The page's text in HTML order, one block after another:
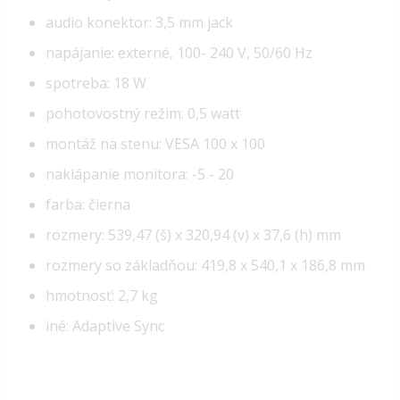
audio konektor: 3,5 mm jack
napájanie: externé, 100- 240 V, 50/60 Hz
spotreba: 18 W
pohotovostný režim: 0,5 watt
montáž na stenu: VESA 100 x 100
naklápanie monitora: -5 - 20
farba: čierna
rozmery: 539,47 (š) x 320,94 (v) x 37,6 (h) mm
rozmery so základňou: 419,8 x 540,1 x 186,8 mm
hmotnosť: 2,7 kg
iné: Adaptive Sync